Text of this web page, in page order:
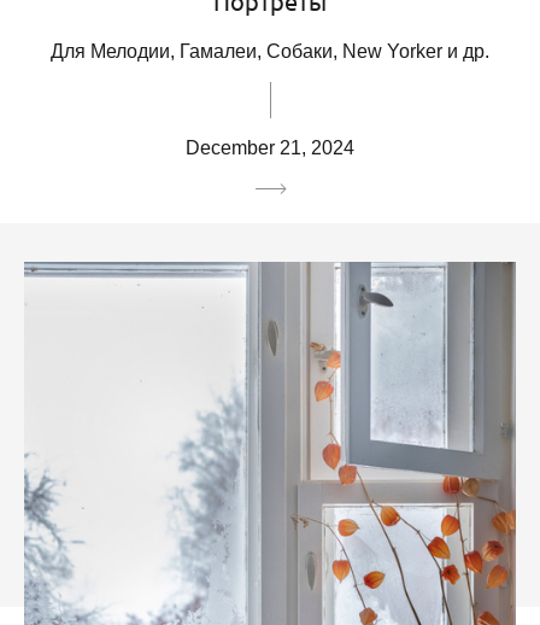
Для Мелодии, Гамалеи, Собаки, New Yorker и др.
December 21, 2024